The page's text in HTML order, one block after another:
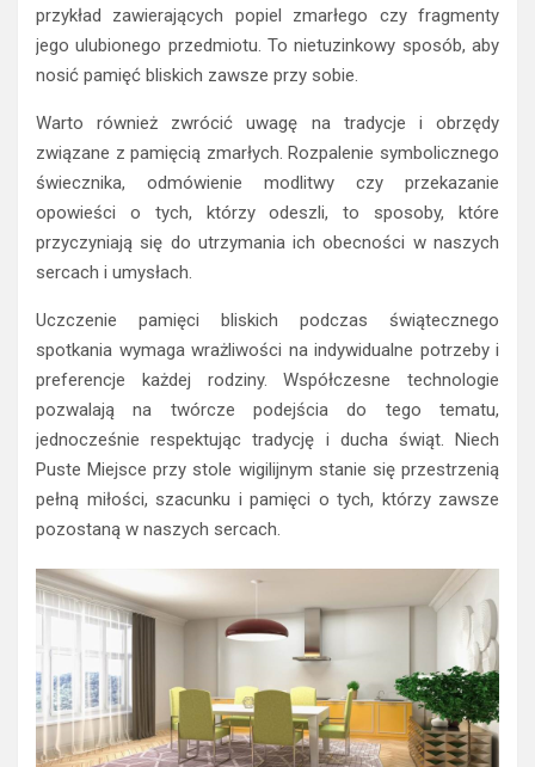
przykład zawierających popiel zmarłego czy fragmenty
jego ulubionego przedmiotu. To nietuzinkowy sposób, aby
nosić pamięć bliskich zawsze przy sobie.
Warto również zwrócić uwagę na tradycje i obrzędy
związane z pamięcią zmarłych. Rozpalenie symbolicznego
świecznika, odmówienie modlitwy czy przekazanie
opowieści o tych, którzy odeszli, to sposoby, które
przyczyniają się do utrzymania ich obecności w naszych
sercach i umysłach.
Uczczenie pamięci bliskich podczas świątecznego
spotkania wymaga wrażliwości na indywidualne potrzeby i
preferencje każdej rodziny. Współczesne technologie
pozwalają na twórcze podejścia do tego tematu,
jednocześnie respektując tradycję i ducha świąt. Niech
Puste Miejsce przy stole wigilijnym stanie się przestrzenią
pełną miłości, szacunku i pamięci o tych, którzy zawsze
pozostaną w naszych sercach.